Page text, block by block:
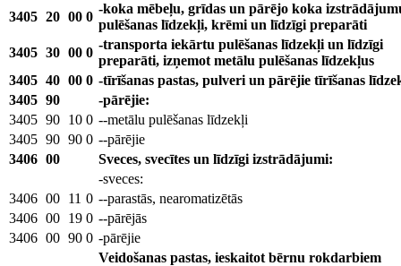
3405 20 00 0
-koka mēbeļu, grīdas un pārējo koka
pulēšanas līdzekļi, krēmi un līdzīgi preparāti
3405 30 00 0
-transporta iekārtu pulēšanas līdzekļi un līdzīgi
preparāti, izņemot metālu pulēšanas līdzekļus
3405 40 00 0 -tīrīšanas pastas, pulveri un pārējie tīrīšanas
3405 90
-pārējie:
3405 90 10 0 --metālu pulēšanas līdzekļi
3405 90 90 0 --pārējie
3406 00
Sveces, svecītes un līdzīgi izstrādājumi:
-sveces:
3406 00 11 0 --parastās, nearomatizētās
3406 00 19 0 --pārējās
3406 00 90 0 -pārējie
Veidošanas pastas, ieskaitot bērnu rokdarbiem